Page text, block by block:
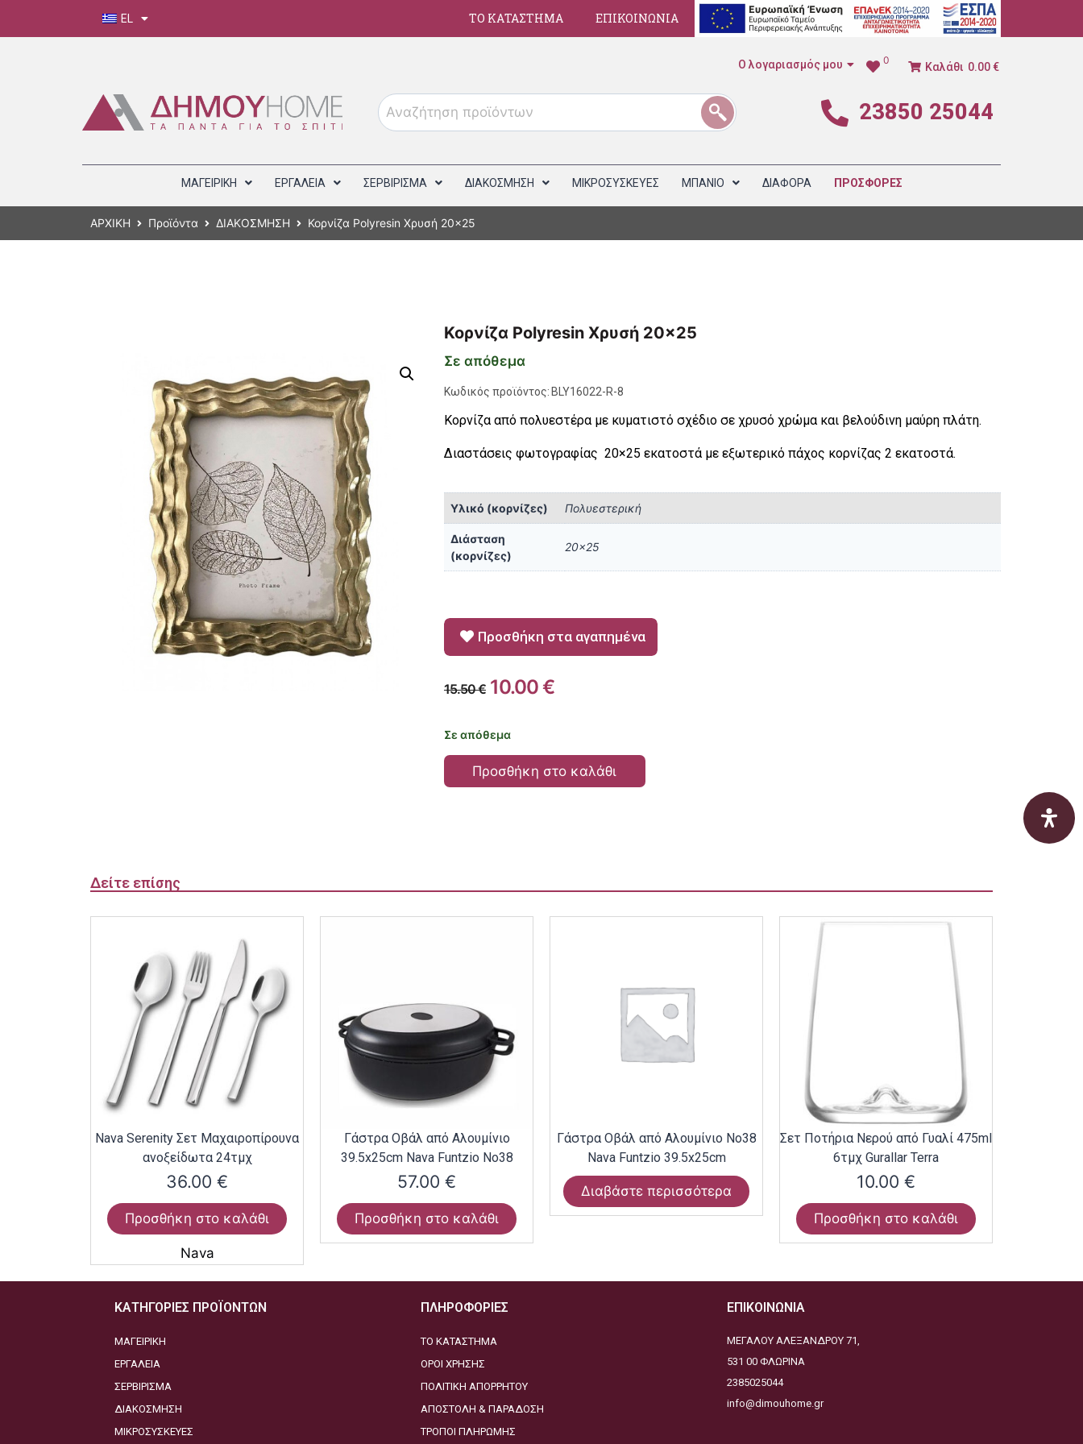
EL ΤΟ ΚΑΤΑΣΤΗΜΑ ΕΠΙΚΟΙΝΩΝΙΑ
Ο λογαριασμός μου 0
Καλάθι 0.00 €
23850 25044
ΜΑΓΕΙΡΙΚΗ ΕΡΓΑΛΕΙΑ ΣΕΡΒΙΡΙΣΜΑ ΔΙΑΚΟΣΜΗΣΗ ΜΙΚΡΟΣΥΣΚΕΥΕΣ ΜΠΑΝΙΟ ΔΙΑΦΟΡΑ ΠΡΟΣΦΟΡΕΣ
ΑΡΧΙΚΗ Προϊόντα ΔΙΑΚΟΣΜΗΣΗ Κορνίζα Polyresin Χρυσή 20×25
Κορνίζα Polyresin Χρυσή 20×25
Σε απόθεμα
Κωδικός προϊόντος: BLY16022-R-8
Κορνίζα από πολυεστέρα με κυματιστό σχέδιο σε χρυσό χρώμα και βελούδινη μαύρη πλάτη.
Διαστάσεις φωτογραφίας 20×25 εκατοστά με εξωτερικό πάχος κορνίζας 2 εκατοστά.
Υλικό (κορνίζες) Πολυεστερική
Διάσταση
(κορνίζες)
20×25
Προσθήκη στα αγαπημένα
15.50€ 10.00€
Σε απόθεμα
Προσθήκη στο καλάθι
Δείτε επίσης
Nava Serenity Σετ Μαχαιροπίρουνα
ανοξείδωτα 24τμχ
36.00 €
Προσθήκη στο καλάθι
Nava
Γάστρα Οβάλ από Αλουμίνιο
39.5x25cm Nava Funtzio Νο38
57.00 €
Προσθήκη στο καλάθι
Γάστρα Οβάλ από Αλουμίνιο Νο38
Nava Funtzio 39.5x25cm
Διαβάστε περισσότερα
Σετ Ποτήρια Νερού από Γυαλί 475ml
6τμχ Gurallar Terra
10.00 €
Προσθήκη στο καλάθι
ΚΑΤΗΓΟΡΙΕΣ ΠΡΟΪΟΝΤΩΝ
ΜΑΓΕΙΡΙΚΗ
ΕΡΓΑΛΕΙΑ
ΣΕΡΒΙΡΙΣΜΑ
ΔΙΑΚΟΣΜΗΣΗ
ΜΙΚΡΟΣΥΣΚΕΥΕΣ
ΠΛΗΡΟΦΟΡΙΕΣ
ΤΟ ΚΑΤΑΣΤΗΜΑ
ΟΡΟΙ ΧΡΗΣΗΣ
ΠΟΛΙΤΙΚΗ ΑΠΟΡΡΗΤΟΥ
ΑΠΟΣΤΟΛΗ & ΠΑΡΑΔΟΣΗ
ΤΡΟΠΟΙ ΠΛΗΡΩΜΗΣ
ΕΠΙΚΟΙΝΩΝΙΑ
ΜΕΓΑΛΟΥ ΑΛΕΞΑΝΔΡΟΥ 71,
531 00 ΦΛΩΡΙΝΑ
2385025044
info@dimouhome.gr